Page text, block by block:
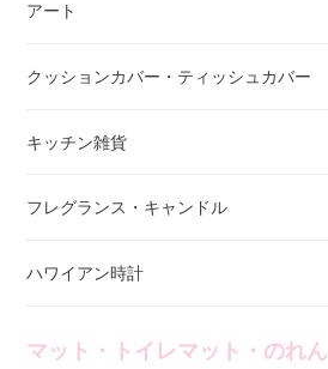
アート
クッションカバー・ティッシュカバー
キッチン雑貨
フレグランス・キャンドル
ハワイアン時計
マット・トイレマット・のれん